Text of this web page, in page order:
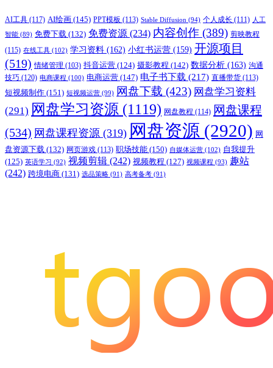
AI工具 (117) AI绘画 (145) PPT模板 (113) Stable Diffusion (94) 个人成长 (111) 人工
智能 (89) 免费下载 (132) 免费资源 (234) 内容创作 (389) 剪映教程
(115) 在线工具 (102) 学习资料 (162) 小红书运营 (159) 开源项目
(519) 情绪管理 (103) 抖音运营 (124) 摄影教程 (142) 数据分析 (163) 沟通
技巧 (120) 电商课程 (100) 电商运营 (147) 电子书下载 (217) 直播带货 (113)
短视频制作 (151) 短视频运营 (99) 网盘下载 (423) 网盘学习资料
(291) 网盘学习资源 (1119) 网盘教程 (114) 网盘课程
(534) 网盘课程资源 (319) 网盘资源 (2920) 网
盘资源下载 (132) 网页游戏 (113) 职场技能 (150) 自媒体运营 (102) 自我提升
(125) 英语学习 (92) 视频剪辑 (242) 视频教程 (127) 视频课程 (93) 趣站
(242) 跨境电商 (131) 选品策略 (91) 高考备考 (91)